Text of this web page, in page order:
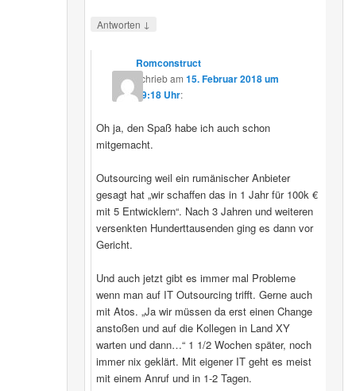
Antworten ↓
Romconstruct
schriebam15. Februar 2018 um
19:18 Uhr:
Oh ja, den Spaß habe ich auch schon
mitgemacht.
Outsourcing weil ein rumänischer Anbieter
gesagt hat „wir schaffen das in 1 Jahr für 100k €
mit 5 Entwicklern“. Nach 3 Jahren und weiteren
versenkten Hunderttausenden ging es dann vor
Gericht.
Und auch jetzt gibt es immer mal Probleme
wenn man auf IT Outsourcing trifft. Gerne auch
mit Atos. „Ja wir müssen da erst einen Change
anstoßen und auf die Kollegen in Land XY
warten und dann…“ 1 1/2 Wochen später, noch
immer nix geklärt. Mit eigener IT geht es meist
mit einem Anruf und in 1-2 Tagen.